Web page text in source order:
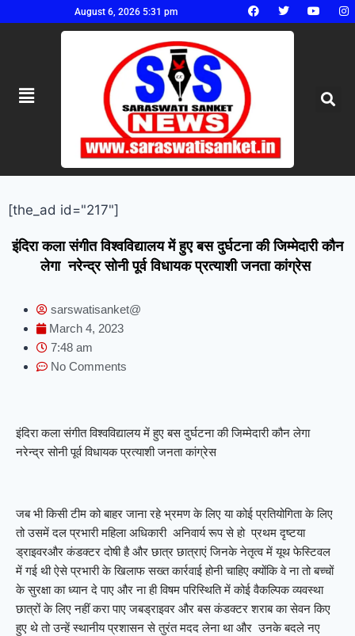
August 6, 2026 5:31 pm
[the_ad id="217"]
इंदिरा कला संगीत विश्वविद्यालय में हुए बस दुर्घटना की जिम्मेदारी कौन
लेगा नरेन्द्र सोनी पूर्व विधायक प्रत्याशी जनता कांग्रेस
sarswatisanket@
March 4, 2023
7:48 am
No Comments
इंदिरा कला संगीत विश्वविद्यालय में हुए बस दुर्घटना की जिम्मेदारी कौन लेगा
नरेन्द्र सोनी पूर्व विधायक प्रत्याशी जनता कांग्रेस
जब भी किसी टीम को बाहर जाना रहे भ्रमण के लिए या कोई प्रतियोगिता के लिए
तो उसमें दल प्रभारी महिला अधिकारी अनिवार्य रूप से हो प्रथम दृष्टया
ड्राइवरऔर कंडक्टर दोषी है और छात्र छात्राएं जिनके नेतृत्व में यूथ फेस्टिवल
में गई थी ऐसे प्रभारी के खिलाफ सख्त कार्रवाई होनी चाहिए क्योंकि वे ना तो बच्चों
के सुरक्षा का ध्यान दे पाए और ना ही विषम परिस्थिति में कोई वैकल्पिक व्यवस्था
छात्रों के लिए नहीं करा पाए जबड्राइवर और बस कंडक्टर शराब का सेवन किए
हुए थे तो उन्हें स्थानीय प्रशासन से तुरंत मदद लेना था और उनके बदले नए